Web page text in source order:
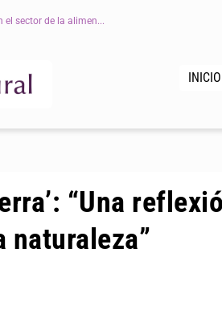
el sector de la alimen...
INICIO
“Una
naturaleza”